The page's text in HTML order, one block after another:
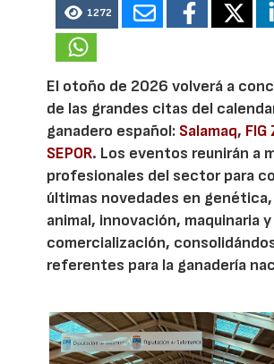
1272
El otoño de 2026 volverá a
de las grandes citas del
ganadero español: Salamaq, FIG
SEPOR. Los eventos reunirán a
profesionales del sector para
últimas novedades en
animal, innovación, maquinaria y
comercialización,
referentes para la ganadería